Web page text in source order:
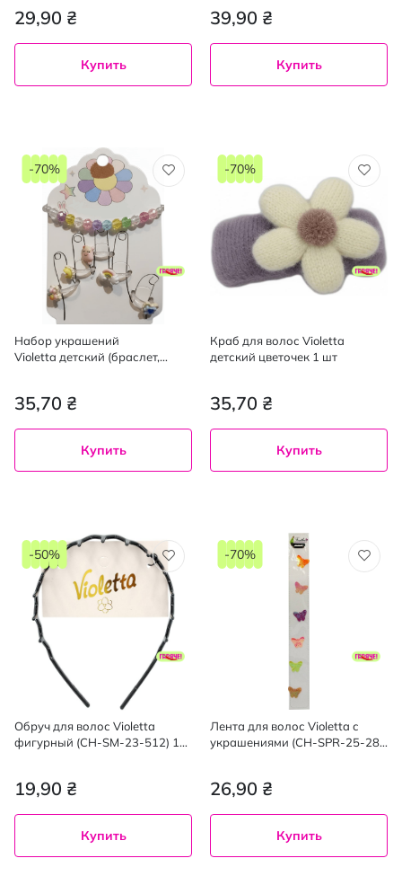
29,90 ₴
Купить
39,90 ₴
Купить
Набор украшений
Violetta детский (браслет,
35,70 ₴
-70%
Купить
Краб для волос Violetta
детский цветочек 1 шт
35,70 ₴
-70%
Купить
Обруч для волос Violetta
фигурный (CH-SM-23-512) 1
19,90 ₴
-50%
Купить
Лента для волос Violetta с
украшениями (CH-SPR-25-28)
26,90 ₴
-70%
Купить